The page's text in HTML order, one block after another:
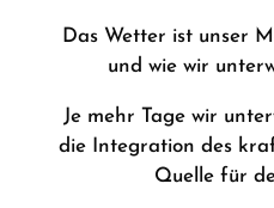
Das Wetter ist unser
und wie wir
Je mehr Tage wir
die Integration des
Quelle für